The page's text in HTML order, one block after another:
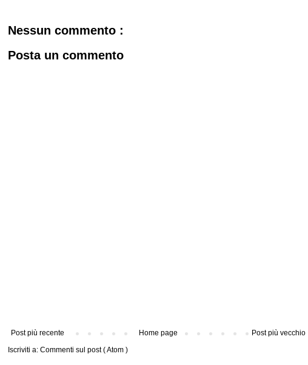
Nessun commento :
Posta un commento
Post più recente Post più vecchio
Home page
Iscriviti a: Commenti sul post ( Atom )